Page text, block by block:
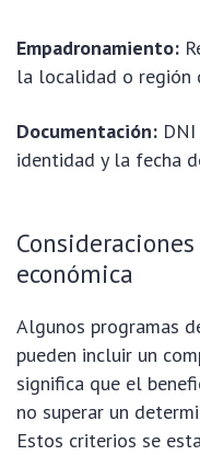
Empadronamiento:
la localidad o región
Documentación:
identidad y la fecha
económica
Algunos programas
pueden incluir un
significa que el
no superar un
Estos criterios se